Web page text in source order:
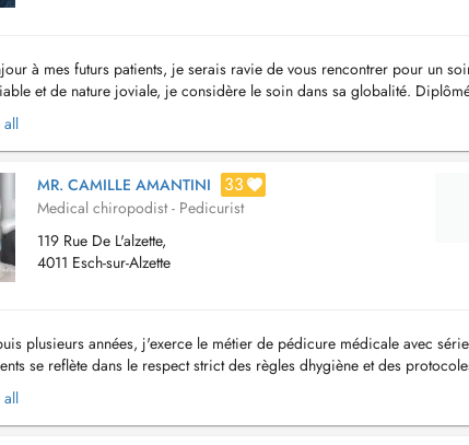
à mes futurs patients, je serais ravie de vous rencontrer pour un
et de nature joviale, je considère le soin dans sa globalité.
et formée à la réflexologie depuis 2010 j...
all
MR. CAMILLE AMANTINI 33
Medical chiropodist - Pedicurist
119 Rue De L'alzette,
4011 Esch-sur-Alzette
plusieurs années, j'exerce le métier de pédicure médicale avec
se reflète dans le respect strict des règles dhygiène et des
domicile, traitant tous types de problèmes l...
all